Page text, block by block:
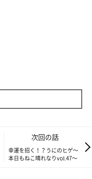
次回の話
幸運を招く！？うにのヒゲ～
本日もねこ晴れなりvol.47～